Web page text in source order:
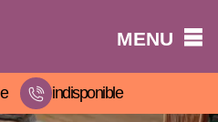
MENU
indisponible